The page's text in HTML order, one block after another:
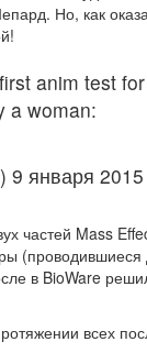
Но, как
anim test
a woman:
9 января 2015
частей Mass
(проводившиеся
в BioWare
всех